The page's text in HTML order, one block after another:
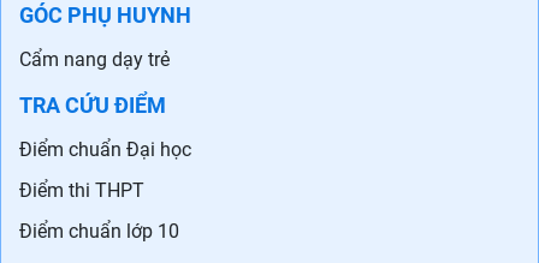
GÓC PHỤ HUYNH
Cẩm nang dạy trẻ
TRA CỨU ĐIỂM
Điểm chuẩn Đại học
Điểm thi THPT
Điểm chuẩn lớp 10